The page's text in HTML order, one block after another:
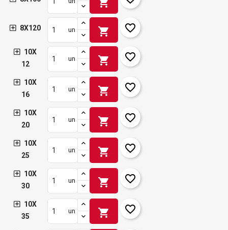
8X120 un shopping_cart favorite_border
10X
12
un shopping_cart favorite_border
10X
16
un shopping_cart favorite_border
10X
20
un shopping_cart favorite_border
10X
25
un shopping_cart favorite_border
10X
30
un shopping_cart favorite_border
10X
35
un shopping_cart favorite_border